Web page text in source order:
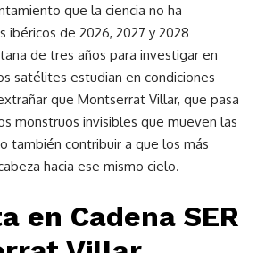
que la ciencia no ha
ibéricos de 2026, 2027 y 2028
de tres años para investigar en
satélites estudian en condiciones
que Montserrat Villar, que pasa
monstruos invisibles que mueven las
también contribuir a que los más
hacia ese mismo cielo.
en Cadena SER